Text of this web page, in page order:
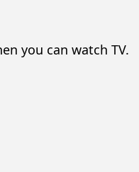
you can watch TV.